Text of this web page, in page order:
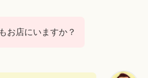
お店にいますか？